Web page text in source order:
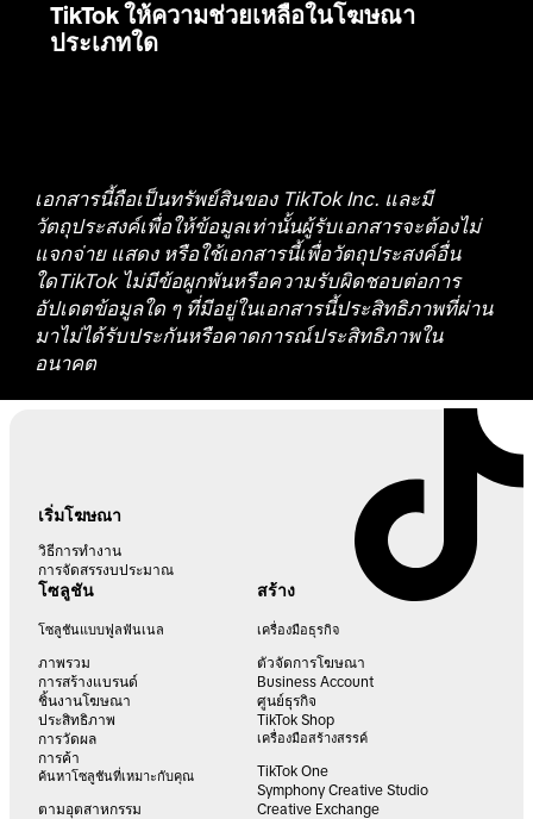
TikTok ให้ความช่วยเหลือในโฆษณา
ประเภทใด
เอกสารนี้ถือเป็นทรัพย์สินของ TikTok Inc. และมี
วัตถุประสงค์เพื่อให้ข้อมูลเท่านั้นผู้รับเอกสารจะต้องไม่
แจกจ่าย แสดง หรือใช้เอกสารนี้เพื่อวัตถุประสงค์อื่น
ใดTikTok ไม่มีข้อผูกพันหรือความรับผิดชอบต่อการ
อัปเดตข้อมูลใด ๆ ที่มีอยู่ในเอกสารนี้ประสิทธิภาพที่ผ่าน
มาไม่ได้รับประกันหรือคาดการณ์ประสิทธิภาพใน
อนาคต
เริ่มโฆษณา
วิธีการทำงาน
การจัดสรรงบประมาณ
โซลูชัน
โซลูชันแบบฟูลฟันเนล
ภาพรวม
การสร้างแบรนด์
ชิ้นงานโฆษณา
ประสิทธิภาพ
การวัดผล
การค้า
ค้นหาโซลูชันที่เหมาะกับคุณ
ตามอุตสาหกรรม
สร้าง
เครื่องมือธุรกิจ
ตัวจัดการโฆษณา
Business Account
ศูนย์ธุรกิจ
TikTok Shop
เครื่องมือสร้างสรรค์
TikTok One
Symphony Creative Studio
Creative Exchange